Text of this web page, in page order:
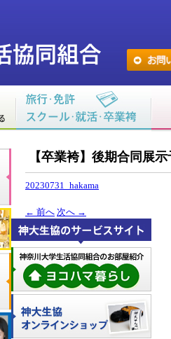
【卒業袴】後期合同展
20230731_hakama
← 前へ 次へ →